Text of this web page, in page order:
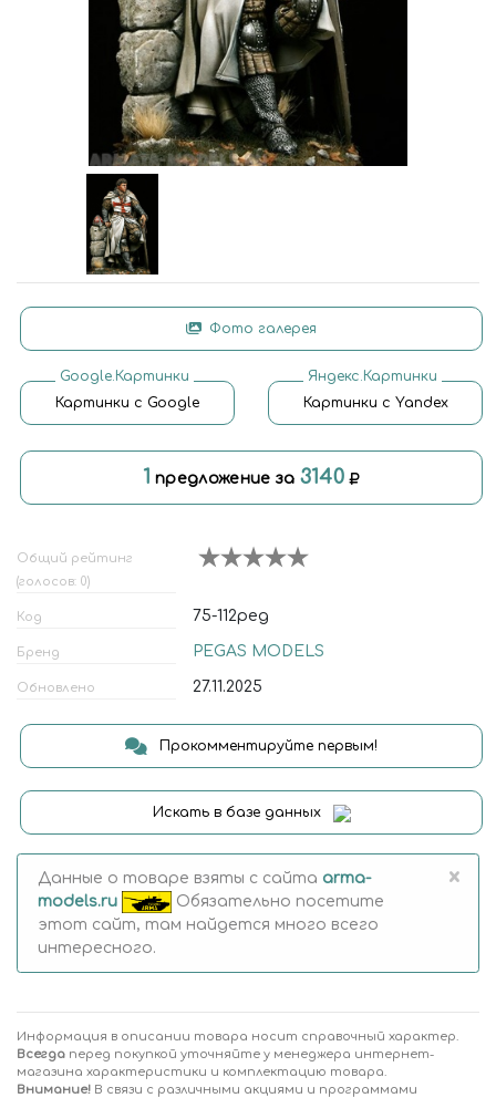
Фото галерея
Google.Картинки
Картинки с Google
Яндекс.Картинки
Картинки с Yandex
1 предложение за 3140
Общий рейтинг
(голосов: 0)
Код 75-112peg
Бренд PEGAS MODELS
Обновлено 27.11.2025
Прокомментируйте первым!
Искать в базе данных
Данные о товаре взяты с сайта arma-
models.ru
Обязательно посетите
этот сайт, там найдется много всего
интересного.
×
Информация в описании товара носит справочный характер.
Всегда перед покупкой уточняйте у менеджера интернет-
магазина характеристики и комплектацию товара.
Внимание! В связи с различными акциями и программами